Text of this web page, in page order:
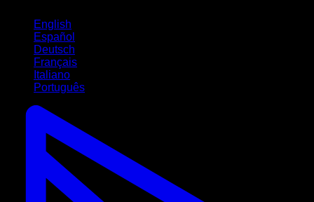
English
Español
Deutsch
Français
Italiano
Português